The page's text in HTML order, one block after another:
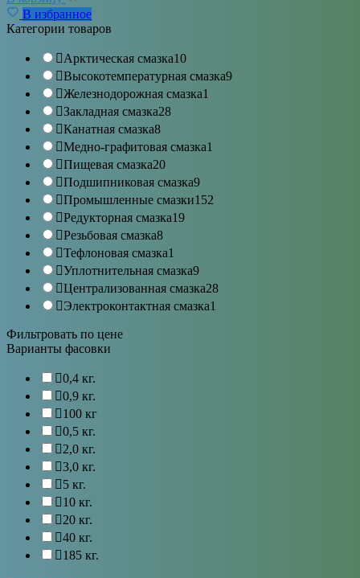
В избранное
Категории товаров
Арктическая смазка10
Высокотемпературная смазка9
Железнодорожная смазка1
Закладная смазка28
Канатная смазка8
Медно-графитовая смазка1
Пищевая смазка20
Подшипниковая смазка9
Промышленные смазки152
Редукторная смазка19
Резьбовая смазка8
Тефлоновая смазка1
Уплотнительная смазка9
Централизованная смазка28
Электроконтактная смазка1
Фильтровать по цене
Варианты фасовки
0,4 кг.
0,9 кг.
100 кг
0,5 кг.
2,0 кг.
3,0 кг.
5 кг.
10 кг.
20 кг.
40 кг.
185 кг.